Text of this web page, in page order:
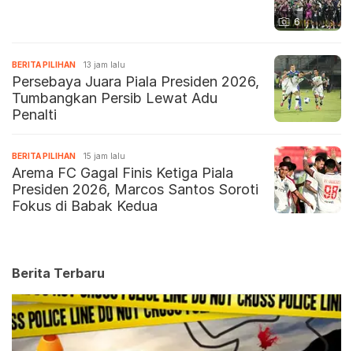
6
BERITA PILIHAN 13 jam lalu
Persebaya Juara Piala Presiden 2026,
Tumbangkan Persib Lewat Adu
Penalti
BERITA PILIHAN 15 jam lalu
Arema FC Gagal Finis Ketiga Piala
Presiden 2026, Marcos Santos Soroti
Fokus di Babak Kedua
Berita Terbaru